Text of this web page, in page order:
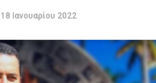
18 Ιανουαρίου 2022